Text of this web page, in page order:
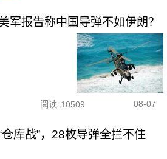
军报告称中国导弹不如伊朗？
阅读 10509 08-07
库战”，28枚导弹全拦不住